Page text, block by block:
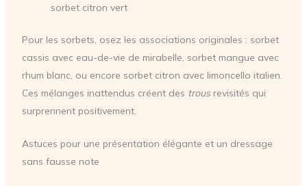
sorbet citron vert
Pour les sorbets, osez les associations originales : sorbet
cassis avec eau-de-vie de mirabelle, sorbet mangue avec
rhum blanc, ou encore sorbet citron avec limoncello italien.
Ces mélanges inattendus créent des trousrevisités qui
surprennent positivement.
Astuces pour une présentation élégante et un dressage
sans fausse note